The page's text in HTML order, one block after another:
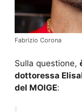
Fabrizio Corona
Sulla questione,
dottoressa
del MOIGE: